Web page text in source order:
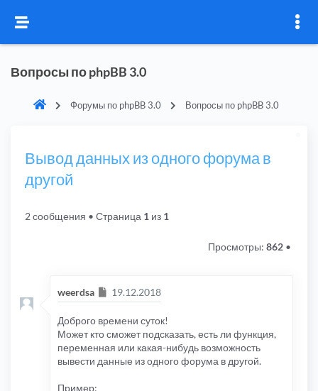
Вопросы по phpBB 3.0
Форумы по phpBB 3.0 Вопросы по phpBB 3.0
Вывод данных из одного форума в
другой
2 сообщения • Страница 1 из 1
Просмотры: 862 •
weerdsa Сообщение
19.12.2018
Доброго времени суток!
Может кто сможет подсказать, есть ли функция,
переменная или какая-нибудь возможность
вывести данные из одного форума в другой.
Пример: